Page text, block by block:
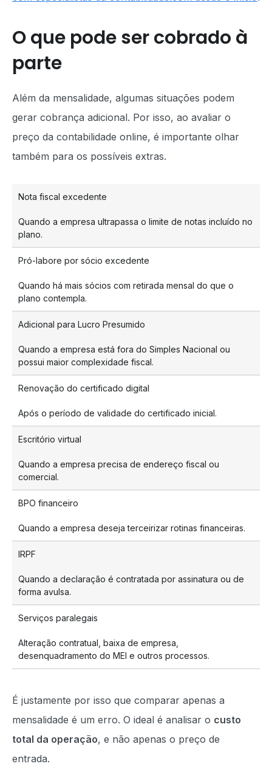
O que pode ser cobrado à
parte
Além da mensalidade, algumas situações podem
gerar cobrança adicional. Por isso, ao avaliar o
preço da contabilidade online, é importante olhar
também para os possíveis extras.
Nota fiscal excedente
Quando a empresa ultrapassa o limite de notas incluído no
plano.
Pró-labore por sócio excedente
Quando há mais sócios com retirada mensal do que o
plano contempla.
Adicional para Lucro Presumido
Quando a empresa está fora do Simples Nacional ou
possui maior complexidade fiscal.
Renovação do certificado digital
Após o período de validade do certificado inicial.
Escritório virtual
Quando a empresa precisa de endereço fiscal ou
comercial.
BPO financeiro
Quando a empresa deseja terceirizar rotinas financeiras.
IRPF
Quando a declaração é contratada por assinatura ou de
forma avulsa.
Serviços paralegais
Alteração contratual, baixa de empresa,
desenquadramento do MEI e outros processos.
É justamente por isso que comparar apenas a
mensalidade é um erro. O ideal é analisar o custo
total da operação, e não apenas o preço de
entrada.